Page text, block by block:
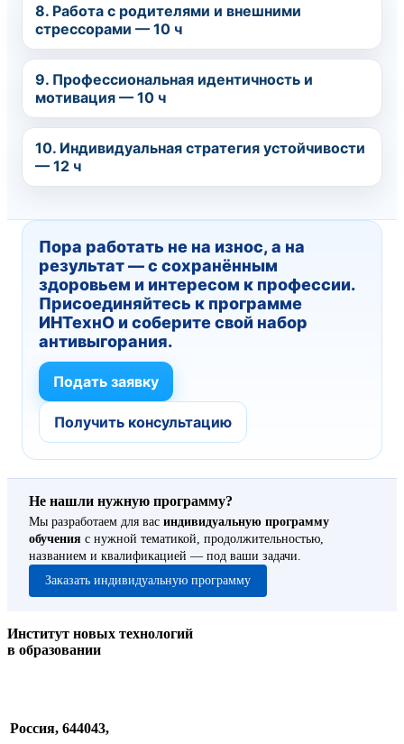
8. Работа с родителями и внешними
стрессорами — 10 ч
9. Профессиональная идентичность и
мотивация — 10 ч
10. Индивидуальная стратегия устойчивости
— 12 ч
Пора работать не на износ, а на
результат — с сохранённым
здоровьем и интересом к профессии.
Присоединяйтесь к программе
ИНТехнО и соберите свой набор
антивыгорания.
Подать заявку
Получить консультацию
Не нашли нужную программу?
Мы разработаем для вас индивидуальную программу
обучения с нужной тематикой, продолжительностью,
названием и квалификацией — под ваши задачи.
Заказать индивидуальную программу
Институт новых технологий
в образовании
Россия, 644043,